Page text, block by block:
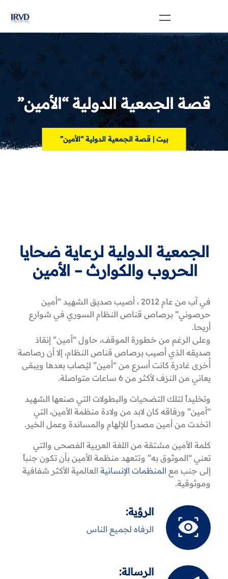
قصة الجمعية الدولية “الأمين”
بيت |قصة الجمعية الدولية “الأمين”
الجمعية الدولية لرعاية ضحايا
الحروب والكوارث – الأمين
في آب من عام 2012 ، أصيب صديق الشهيد “أمين
حرصوني” برصاص قناص النظام السوري في شوارع
أريحا.
وعلى الرغم من خطورة الموقف، حاول “أمين” إنقاذ
صديقه الذي أصيب برصاص قناص النظام، إلا أن رصاصة
أُخرى غادرة كانت أسرع من “أمين” ليُصاب بعدها ويبقى
يعاني من النزف لأكثر من 6 ساعات متواصلة.
وتخليداً لتلك التضحيات والبطولات التي صنعها الشهيد
“أمين” ورفاقه كان لابد من ولادة منظمة الأمين، التي
اتخدت من أمين مصدراً للإلهام والمساندة وعمل الخير.
كلمة الأمين مشتقة من اللغة العربية الفصحى والتي
تعني “الموثوق به” وتتعهد منظمة الأمين بأن تكون جنباً
إلى جنب مع المنظمات الإنسانية العالمية الأكثر شفافية
وموثوقية.
الرؤية:
الرفاه لجميع الناس
الرسالة: